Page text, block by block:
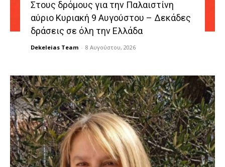
Στους δρόμους για την Παλαιστίνη
αύριο Κυριακή 9 Αυγούστου – Δεκάδες
δράσεις σε όλη την Ελλάδα
Dekeleias Team - 8 Αυγούστου, 2026